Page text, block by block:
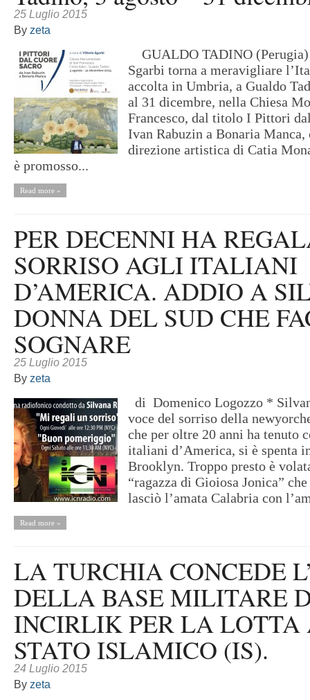
25 Luglio 2015
By zeta
GUALDO TADINO
Sgarbi torna a meravigliare
accolta in Umbria, a Gualdo
al 31 dicembre, nella Chiesa
Francesco, dal titolo I Pittori
Ivan Rabuzin a Bonaria Manca,
direzione artistica di Catia
è promosso...
Read more »
PER DECENNI HA
SORRISO AGLI ITALIANI
D’AMERICA. ADDIO A
DONNA DEL SUD CHE
SOGNARE
25 Luglio 2015
By zeta
di Domenico Logozzo *
voce del sorriso della
che per oltre 20 anni ha tenuto
italiani d’America, si è spenta
Brooklyn. Troppo presto è
“ragazza di Gioiosa Jonica”
lasciò l’amata Calabria con
Read more »
LA TURCHIA CONCEDE
DELLA BASE MILITARE
INCIRLIK PER LA LOTTA
STATO ISLAMICO (IS).
24 Luglio 2015
By zeta